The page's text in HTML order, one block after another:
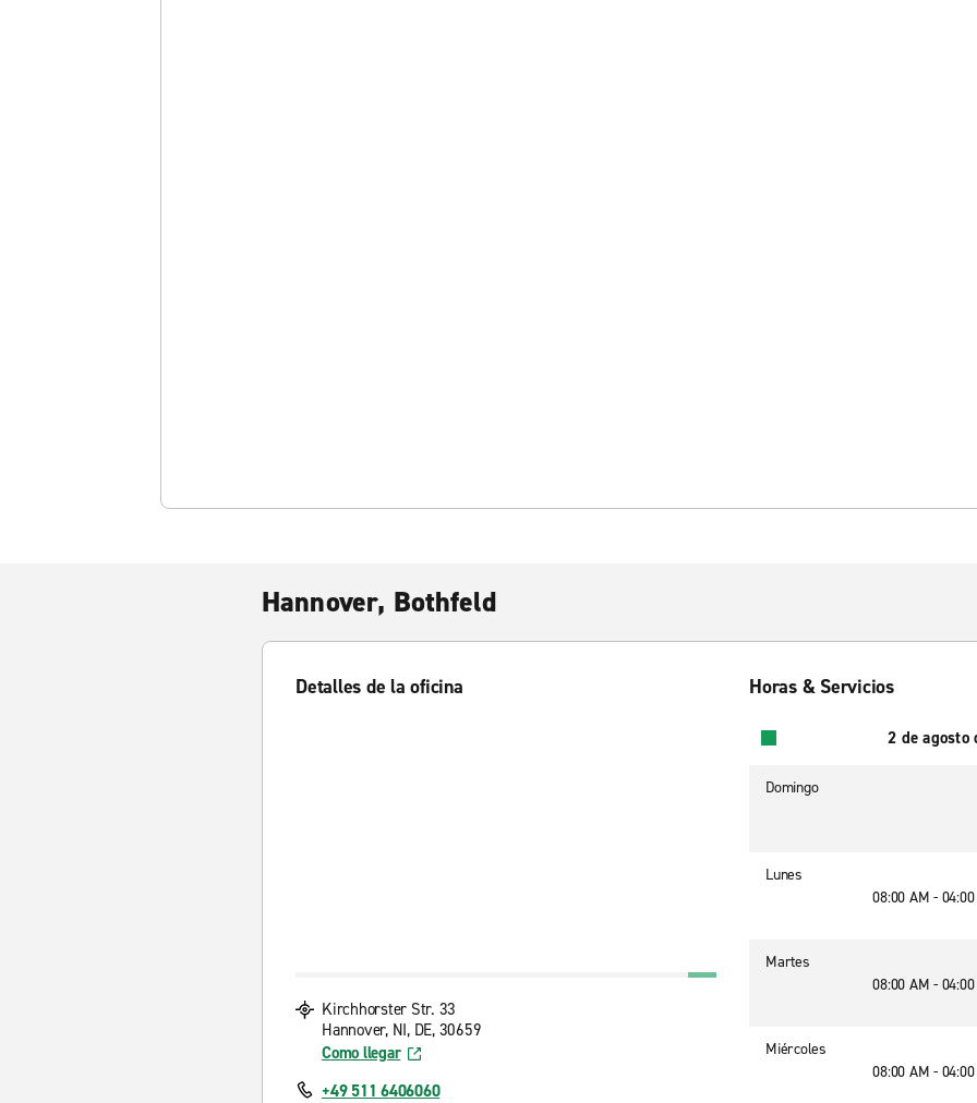
Hannover, Bothfeld
Detalles de la oficina
Kirchhorster Str. 33
Hannover, NI, DE, 30659
Como llegar
+49 511 6406060
Horas & Servicios
2 de agosto
Domingo
Lunes
08:00 AM -
Martes
08:00 AM -
Miércoles
08:00 AM -